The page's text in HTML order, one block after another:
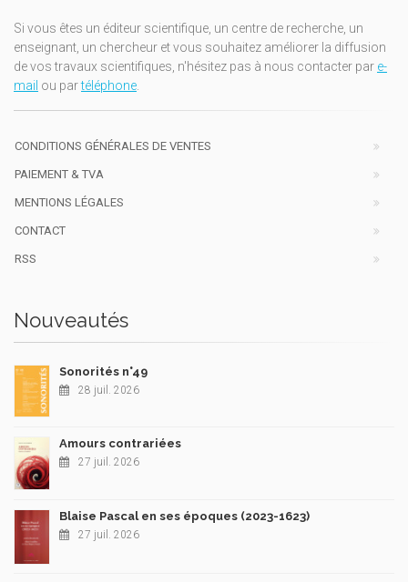
Si vous êtes un éditeur scientifique, un centre de recherche, un
enseignant, un chercheur et vous souhaitez améliorer la diffusion
de vos travaux scientifiques, n'hésitez pas à nous contacter par e-
mail ou partéléphone.
CONDITIONS GÉNÉRALES DE VENTES
PAIEMENT & TVA
MENTIONS LÉGALES
CONTACT
RSS
Nouveautés
Sonorités n°49
28 juil. 2026
Amours contrariées
27 juil. 2026
Blaise Pascal en ses époques (2023-1623)
27 juil. 2026